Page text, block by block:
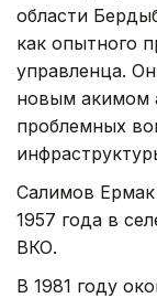
области
как опытного
управленца.
новым акимом
проблемных
Салимов
1957 года в
ВКО.
В 1981 году